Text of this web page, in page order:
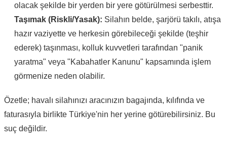
olacak şekilde bir yerden bir yere götürülmesi serbesttir.
Taşımak (Riskli/Yasak): Silahın belde, şarjörü takılı, atışa
hazır vaziyette ve herkesin görebileceği şekilde (teşhir
ederek) taşınması, kolluk kuvvetleri tarafından "panik
yaratma" veya "Kabahatler Kanunu" kapsamında işlem
görmenize neden olabilir.
Özetle; havalı silahınızı aracınızın bagajında, kılıfında ve
faturasıyla birlikte Türkiye'nin her yerine götürebilirsiniz. Bu
suç değildir.